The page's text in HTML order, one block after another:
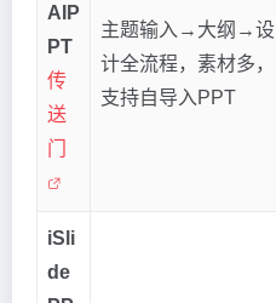
AIP
PT
传
送
门
主题输入→大纲→设
计全流程，素材多，
支持自导入PPT
iSli
de